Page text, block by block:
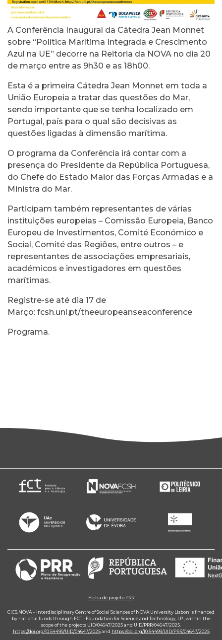
A Conferência Inaugural da Cátedra Jean Monnet
sobre “Política Marítima Integrada e Crescimento
Azul na UE” decorre na Reitoria da NOVA no dia 20
de março entre as 9h30 e as 18h00.
Esta é a primeira Cátedra Jean Monnet em toda a
União Europeia a tratar das questões do Mar,
sendo importante que se tenha localizado em
Portugal, país para o qual são decisivas as
questões ligadas à dimensão marítima.
O programa da Conferência irá contar com a
presença do Presidente da República Portuguesa,
do Chefe do Estado Maior das Forças Armadas e a
Ministra do Mar.
Participam também representantes de várias
instituições europeias – Comissão Europeia, Banco
Europeu de Investimentos, Comité Económico e
Social, Comité das Regiões, entre outros – e
representantes de associações empresariais,
académicos e investigadores em questões
marítimas.
Registre-se até dia 17 de
Março: fcsh.unl.pt/theeuropeanseaconference
Programa.
Ficha de projeto PRR
CICS.NOVA – Interdisciplinary Centre of Social Sciences of NOVA University Lisbon is financed
by national funds through FCT - Foundation for Science and Technology, I.P., within the
scope of the projects UID/04647/2025 and UID/PRR/04647/2025.
https://doi.org/10.54499/UID/04647/2025and https://doi.org/10.54499/UID/PRR/04647/2025